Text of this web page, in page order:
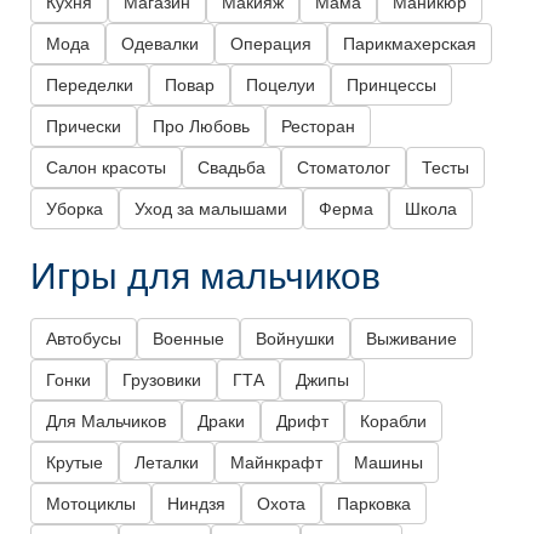
Мода Одевалки Операция Парикмахерская
Переделки Повар Поцелуи Принцессы
Прически Про Любовь Ресторан
Салон красоты Свадьба Стоматолог Тесты
Уборка Уход за малышами Ферма Школа
Игры для мальчиков
Автобусы Военные Войнушки Выживание
Гонки Грузовики ГТА Джипы
Для Мальчиков Драки Дрифт Корабли
Крутые Леталки Майнкрафт Машины
Мотоциклы Ниндзя Охота Парковка